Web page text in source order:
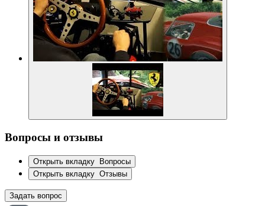
Вопросы и отзывы
Открыть вкладку
Вопросы
Открыть вкладку Отзывы
Задать вопрос